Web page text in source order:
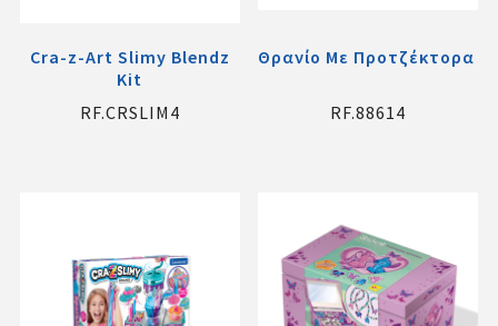
Cra-z-Art Slimy Blendz
Kit
RF.CRSLIM4
Θρανίο Με Προτζέκτορα
RF.88614